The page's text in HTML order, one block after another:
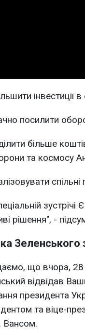
інвестиції
посилити
більше
та космосу
рішення", -
Зеленського
що вчора,
відвідав
президента
та віце-